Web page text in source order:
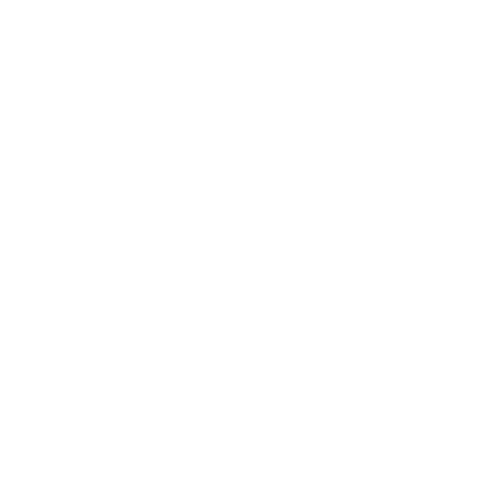
mobilier, nuanța textilelor ș.a.
a treia consolă pe mijloc pentru a-i adăuga rezistență